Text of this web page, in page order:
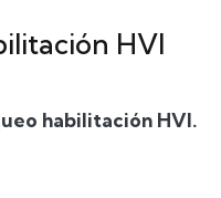
HVI
habilitación HVI.